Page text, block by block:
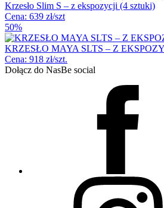
Krzesło Slim S – z ekspozycji (4 sztuki)
Cena: 639 zł/szt
50%
KRZESŁO MAYA SLTS – Z
Cena: 918 zł/szt.
Dołącz do NasBe social